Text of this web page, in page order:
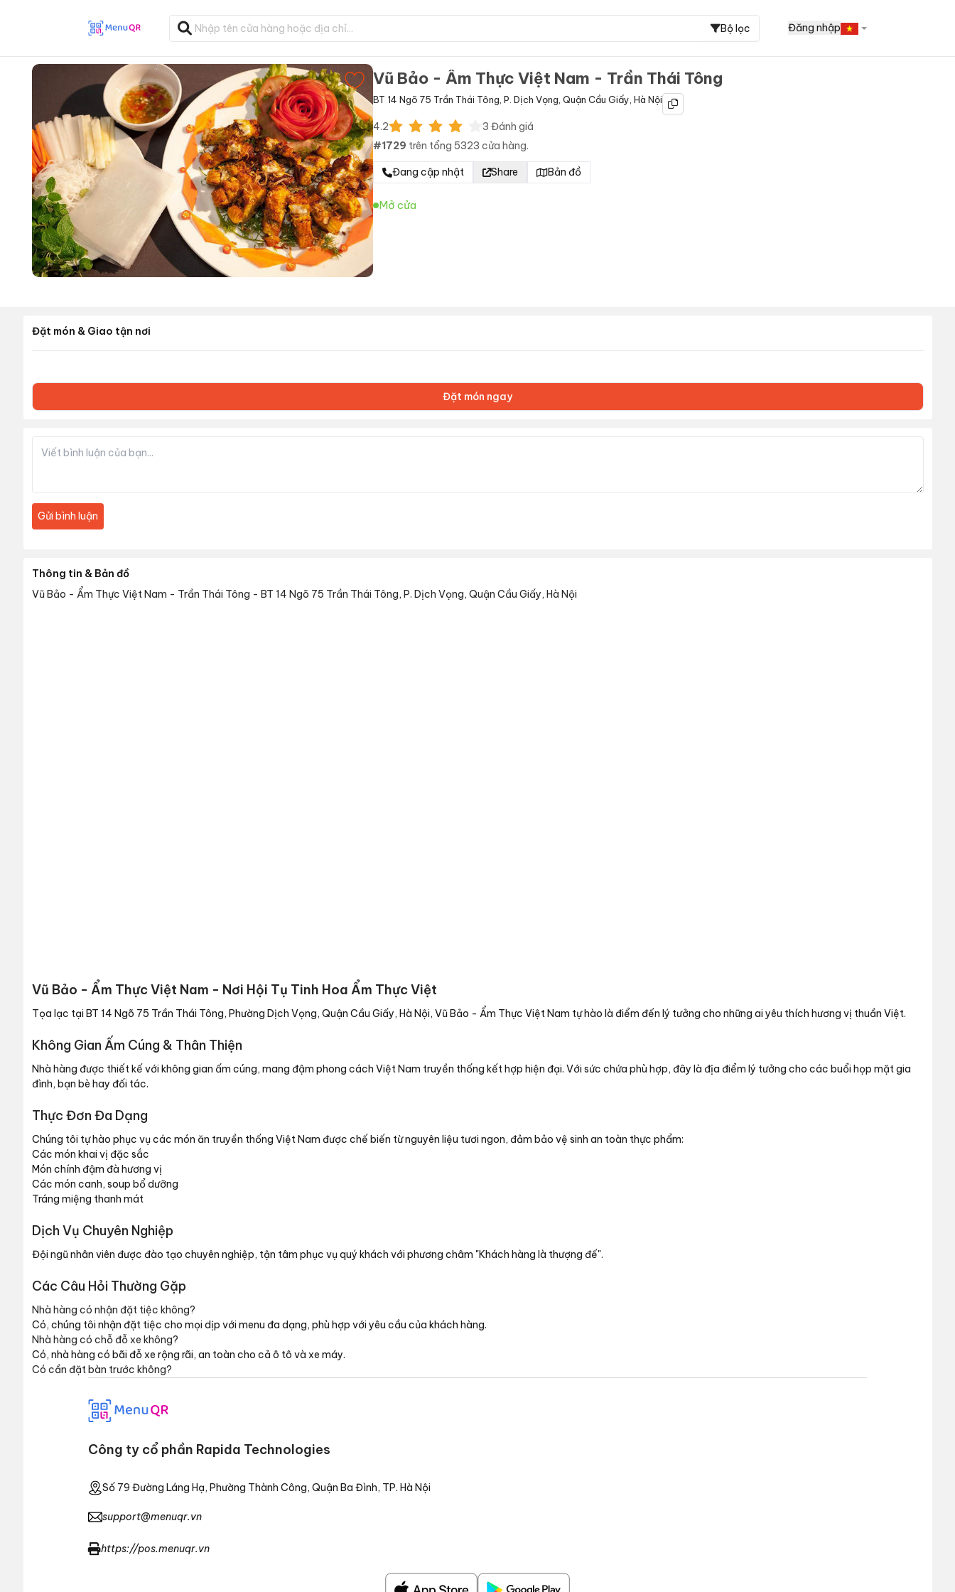
Bộ lọc Đăng nhập
Vũ Bảo - Ẩm Thực Việt Nam - Trần Thái Tông
BT 14 Ngõ 75 Trần Thái Tông P. Dịch Vọng Quận Cầu Giấy Hà Nội
4.2 3 Đánh giá
#1729 trên tổng 5323 cửa hàng.
Đang cập nhật Share Bản đồ
Mở cửa
Đặt món & Giao tận nơi
Đặt món ngay
Gửi bình luận
Thông tin & Bản đồ
Vũ Bảo - Ẩm Thực Việt Nam - Trần Thái Tông - BT 14 Ngõ 75 Trần Thái Tông, P. Dịch Vọng, Quận Cầu Giấy, Hà Nội
Vũ Bảo - Ẩm Thực Việt Nam - Nơi Hội Tụ Tinh Hoa Ẩm Thực Việt
Tọa lạc tại BT 14 Ngõ 75 Trần Thái Tông, Phường Dịch Vọng, Quận Cầu Giấy, Hà Nội, Vũ Bảo - Ẩm Thực Việt Nam tự hào là điểm đến lý tưởng cho những ai yêu thích hương vị thuần Việt.
Không Gian Ấm Cúng & Thân Thiện
Nhà hàng được thiết kế với không gian ấm cúng, mang đậm phong cách Việt Nam truyền thống kết hợp hiện đại. Với sức chứa phù hợp, đây là địa điểm lý tưởng cho các buổi họp mặt gia
đình, bạn bè hay đối tác.
Thực Đơn Đa Dạng
Chúng tôi tự hào phục vụ các món ăn truyền thống Việt Nam được chế biến từ nguyên liệu tươi ngon, đảm bảo vệ sinh an toàn thực phẩm:
Các món khai vị đặc sắc
Món chính đậm đà hương vị
Các món canh, soup bổ dưỡng
Tráng miệng thanh mát
Dịch Vụ Chuyên Nghiệp
Đội ngũ nhân viên được đào tạo chuyên nghiệp, tận tâm phục vụ quý khách với phương châm "Khách hàng là thượng đế".
Các Câu Hỏi Thường Gặp
Nhà hàng có nhận đặt tiệc không?
Có, chúng tôi nhận đặt tiệc cho mọi dịp với menu đa dạng, phù hợp với yêu cầu của khách hàng.
Nhà hàng có chỗ đỗ xe không?
Có, nhà hàng có bãi đỗ xe rộng rãi, an toàn cho cả ô tô và xe máy.
Có cần đặt bàn trước không?
Công ty cổ phần Rapida Technologies
Số 79 Đường Láng Hạ, Phường Thành Công, Quận Ba Đình, TP. Hà Nội
support@menuqr.vn
https://pos.menuqr.vn